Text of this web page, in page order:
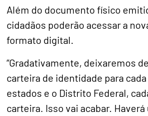
Além do documento físico
cidadãos poderão acessar a
formato digital.
“Gradativamente, deixaremos
carteira de identidade para
estados e o Distrito Federal,
carteira. Isso vai acabar. Haverá